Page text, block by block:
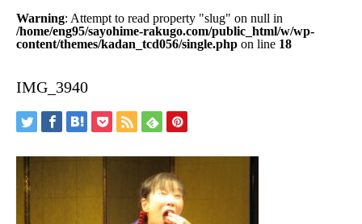
Warning: Attempt to read property "slug" on null in
/home/eng95/sayohime-rakugo.com/public_html/w/wp-
content/themes/kadan_tcd056/single.php on line 18
IMG_3940